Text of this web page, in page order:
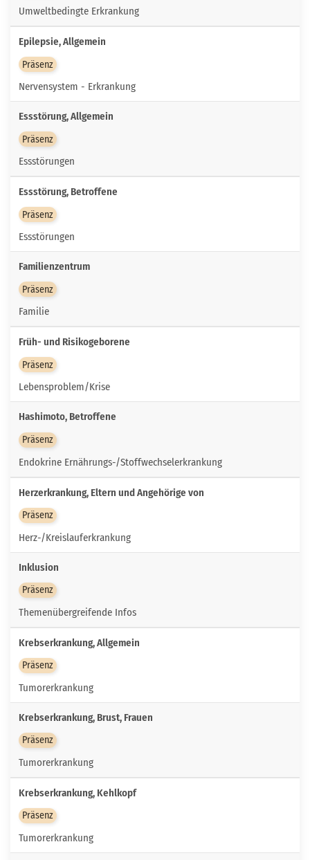
Umweltbedingte Erkrankung
Epilepsie, Allgemein
Präsenz
Nervensystem - Erkrankung
Essstörung, Allgemein
Präsenz
Essstörungen
Essstörung, Betroffene
Präsenz
Essstörungen
Familienzentrum
Präsenz
Familie
Früh- und Risikogeborene
Präsenz
Lebensproblem/Krise
Hashimoto, Betroffene
Präsenz
Endokrine Ernährungs-/Stoffwechselerkrankung
Herzerkrankung, Eltern und Angehörige von
Präsenz
Herz-/Kreislauferkrankung
Inklusion
Präsenz
Themenübergreifende Infos
Krebserkrankung, Allgemein
Präsenz
Tumorerkrankung
Krebserkrankung, Brust, Frauen
Präsenz
Tumorerkrankung
Krebserkrankung, Kehlkopf
Präsenz
Tumorerkrankung